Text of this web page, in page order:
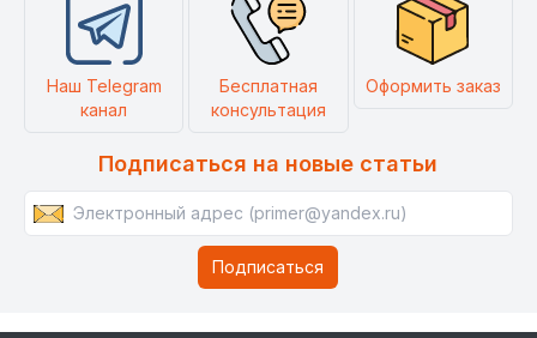
Наш Telegram
канал
Бесплатная
консультация
Оформить заказ
Подписаться на новые статьи